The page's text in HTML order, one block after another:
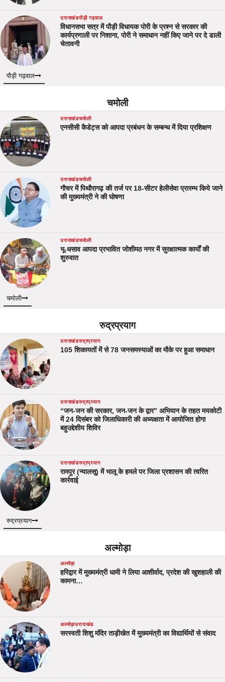
उत्तराखंडपौड़ी गढ़वाल
विधानसभा सत्र में पौड़ी विधायक पोरी के प्रश्न से सरकार की
कार्यप्रणाली पर निशाना, पोरी ने समाधान नहीं किए जाने पर दे डाली
चेतावनी
पौड़ी गढ़वाल
चमोली
उत्तराखंडचमोली
एनसीसी कैडेट्स को आपदा प्रबंधन के सम्बन्ध में दिया प्रशिक्षण
उत्तराखंडचमोली
गौचर में पिथौरागढ़ की तर्ज पर 18-सीटर हेलीसेवा प्रारम्भ किये जाने
की मुख्यमंत्री ने की घोषणा
उत्तराखंडचमोली
भू-धसाव आपदा प्रभावित जोशीमठ नगर में सुरक्षात्मक कार्यों की
शुरुवात
चमोली
रुद्रप्रयाग
उत्तराखंडरुद्रप्रयाग
105 शिकायतों में से 78 जनसमस्याओं का मौके पर हुआ समाधान
उत्तराखंडरुद्रप्रयाग
“जन-जन की सरकार, जन-जन के द्वार” अभियान के तहत मयकोटी
में 24 दिसंबर को जिलाधिकारी की अध्यक्षता में आयोजित होगा
बहुउद्देशीय शिविर
उत्तराखंडरुद्रप्रयाग
रामपुर (न्यालसू) में भालू के हमले पर जिला प्रशासन की त्वरित
कार्रवाई
रुद्रप्रयाग
अल्मोड़ा
अल्मोड़ा
हरिद्वार में मुख्यमंत्री धामी ने लिया आशीर्वाद, प्रदेश की खुशहाली की
कामना…
अल्मोड़ाउत्तराखंड
सरस्वती शिशु मंदिर ताड़ीखेत में मुख्यमंत्री का विद्यार्थियों से संवाद